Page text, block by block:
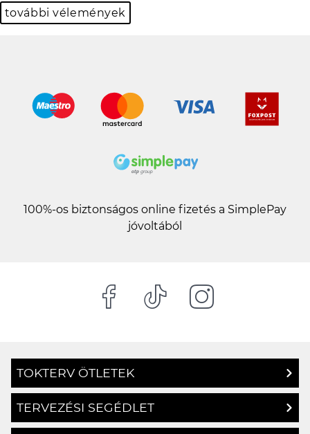
további vélemények
100%-os biztonságos online fizetés a SimplePay
jóvoltából
TOKTERV ÖTLETEK
TERVEZÉSI SEGÉDLET